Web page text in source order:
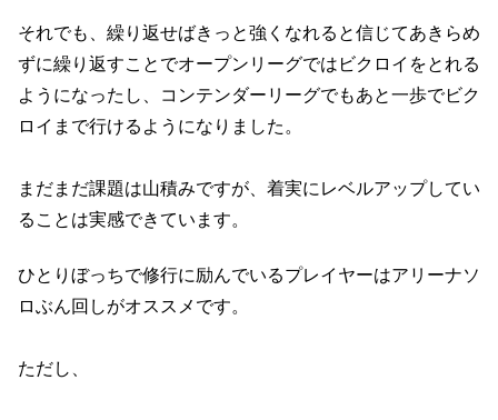
それでも、繰り返せばきっと強くなれると信じてあきらめ
ずに繰り返すことでオープンリーグではビクロイをとれる
ようになったし、コンテンダーリーグでもあと一歩でビク
ロイまで行けるようになりました。
まだまだ課題は山積みですが、着実にレベルアップしてい
ることは実感できています。
ひとりぼっちで修行に励んでいるプレイヤーはアリーナソ
ロぶん回しがオススメです。
ただし、